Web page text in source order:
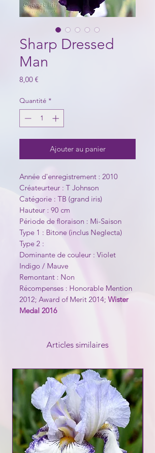
Sharp Dressed
Man
8,00 €Prix
Quantité *
Ajouter au panier
Année d'enregistrement : 2010
Créateurteur : T Johnson
Catégorie : TB (grand iris)
Hauteur : 90 cm
Période de floraison : Mi-Saison
Type 1 : Bitone (inclus Neglecta)
Type 2 :
Dominante de couleur : Violet
Indigo / Mauve
Remontant : Non
Récompenses : Honorable Mention
2012; Award of Merit 2014; Wister
Medal 2016
Articles similaires